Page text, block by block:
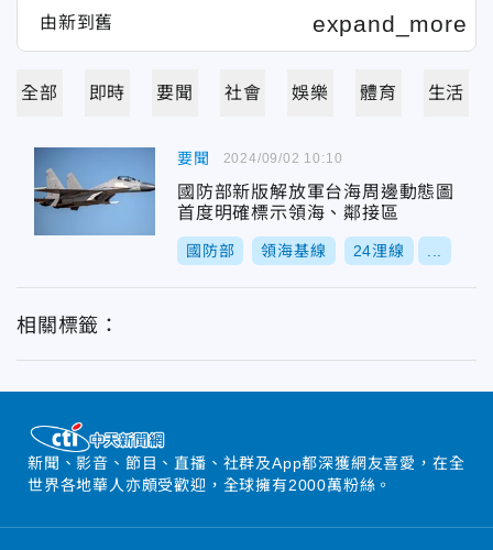
全部 即時 要聞 社會 娛樂 體育 生活
要聞
國防部新版解放軍台海周邊動態圖
首度明確標示領海、鄰接區
國防部 領海基線 24浬線
2024/09/02 10:10
相關標籤：
新聞、影音、節目、直播、社群及App都深獲網友喜愛，在全
世界各地華人亦頗受歡迎，全球擁有2000萬粉絲。